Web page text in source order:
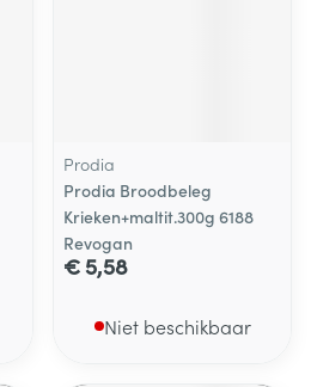
Prodia
Prodia Broodbeleg
Krieken+maltit.300g 6188
Revogan
€ 5,58
Niet beschikbaar